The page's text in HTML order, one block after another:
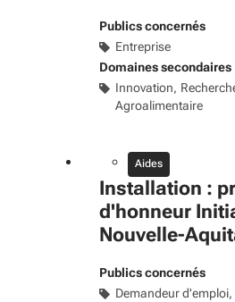
Publics concernés
Entreprise
Domaines secondaires
Innovation
Agroalimentaire
Aides
Installation :
d'honneur
Nouvelle-
Publics concernés
Demandeur d'emploi